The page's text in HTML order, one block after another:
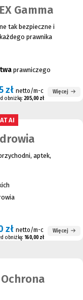
Gamma
tak bezpieczne i
prawnika
prawniczego
zł netto/m-c
obniżką: 205,00 zł
Więcej
AI
aptek,
zł netto/m-c
obniżką: 160,00 zł
Więcej